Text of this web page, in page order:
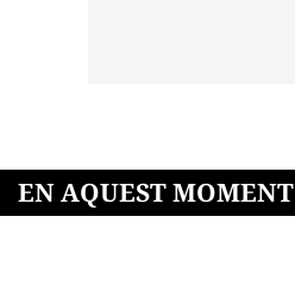
EN AQUEST MOMENT